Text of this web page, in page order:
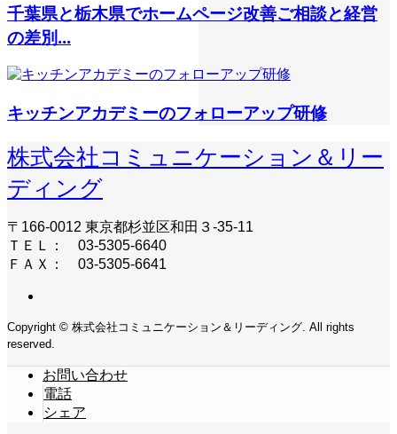
千葉県と栃木県でホームページ改善ご相談と経営
の差別...
キッチンアカデミーのフォローアップ研修
株式会社コミュニケーション＆リー
ディング
〒166-0012 東京都杉並区和田３-35-11
ＴＥＬ： 03-5305-6640
ＦＡＸ： 03-5305-6641
Copyright © 株式会社コミュニケーション＆リーディング. All rights
reserved.
お問い合わせ
電話
シェア